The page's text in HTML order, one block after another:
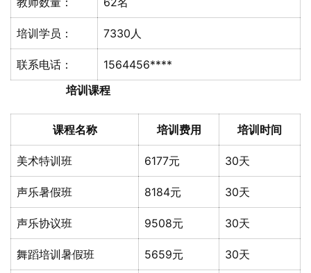
培训学员： 7330人
联系电话：
1564456****
培训课程
课程名称 培训费用 培训时间
美术特训班 6177元 30天
声乐暑假班 8184元 30天
声乐协议班 9508元 30天
舞蹈培训暑假班 5659元 30天